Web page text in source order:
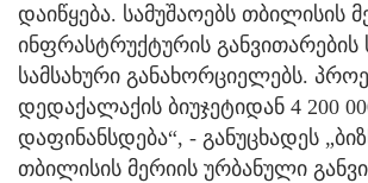
დაიწყება. სამუშაოებს თბილისის
ინფრასტრუქტურის
სამსახური განახორციელებს.
დედაქალაქის ბიუჯეტიდან 4 200
დაფინანსდება“, - განუცხადეს
თბილისის მერიის ურბანული